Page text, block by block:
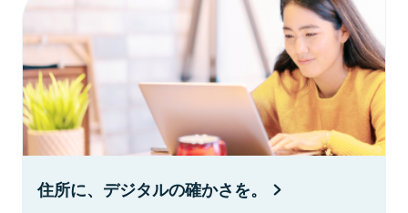
住所に、デジタルの確かさを。